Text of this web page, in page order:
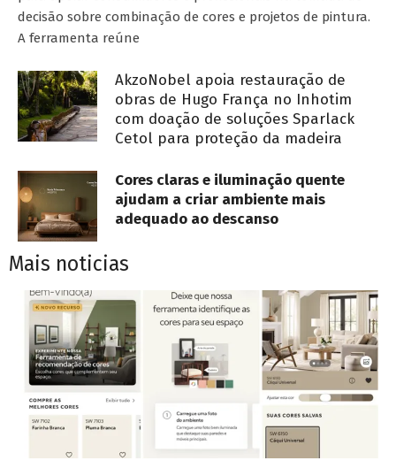
decisão sobre combinação de cores e projetos de pintura.
A ferramenta reúne
AkzoNobel apoia restauração de
obras de Hugo França no Inhotim
com doação de soluções Sparlack
Cetol para proteção da madeira
Cores claras e iluminação quente
ajudam a criar ambiente mais
adequado ao descanso
Mais noticias